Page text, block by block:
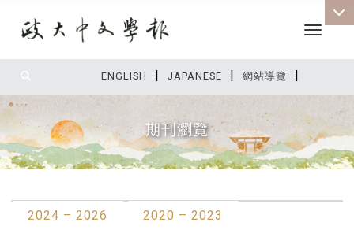
ENGLISH | JAPANESE | 網站導覽 |
Toggle
期刊瀏覽
2024 – 2026
2020 – 2023